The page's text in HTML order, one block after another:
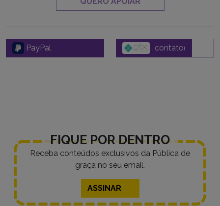
PayPal
FIQUE POR DENTRO
Receba conteúdos exclusivos da Pública de
graça no seu email.
ASSINAR